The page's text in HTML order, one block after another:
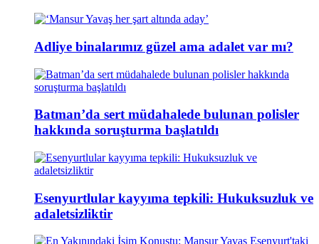
Adliye binalarımız güzel ama adalet var mı?
Batman’da sert müdahalede bulunan polisler
hakkında soruşturma başlatıldı
Esenyurtlular kayyıma tepkili: Hukuksuzluk ve
adaletsizliktir